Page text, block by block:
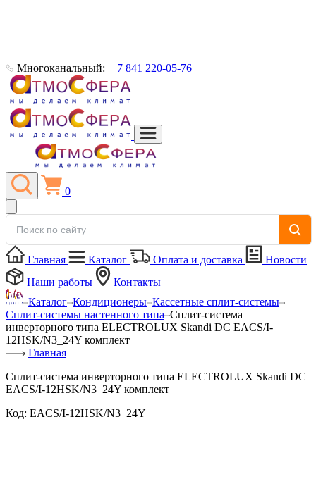
Многоканальный: +7 841 220-05-76
0
Главная Каталог Оплата и доставка
Новости
Наши работы
Контакты
Каталог Кондиционеры Кассетные сплит-системы
Сплит-системы настенного типа Сплит-система
инверторного типа ELECTROLUX Skandi DC EACS/I-
12HSK/N3_24Y комплект
Главная
Сплит-система инверторного типа ELECTROLUX Skandi DC
EACS/I-12HSK/N3_24Y комплект
Код: EACS/I-12HSK/N3_24Y